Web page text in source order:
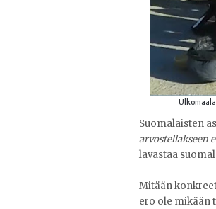
Suomalaisten
arvostellakseen
lavastaa
Mitään
ero ole mikään